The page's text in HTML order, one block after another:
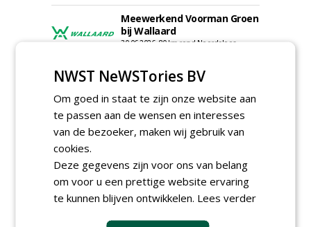
Meewerkend Voorman Groen
bij Wallaard
30-06-2026, 80 km rond Noordeloos
groenbeheer (32-40 uur per
week) bij SmitsRinsma
24-06-2026, Zutphen en op project locatie
Ervaren werkvoorbereider
(32-40 uur) bij SmitsRinsma
meer Groene Banen
NWST NeWSTories BV
Om goed in staat te zijn onze website aan
te passen aan de wensen en interesses
van de bezoeker, maken wij gebruik van
cookies.
Deze gegevens zijn voor ons van belang
om voor u een prettige website ervaring
te kunnen blijven ontwikkelen. Lees verder